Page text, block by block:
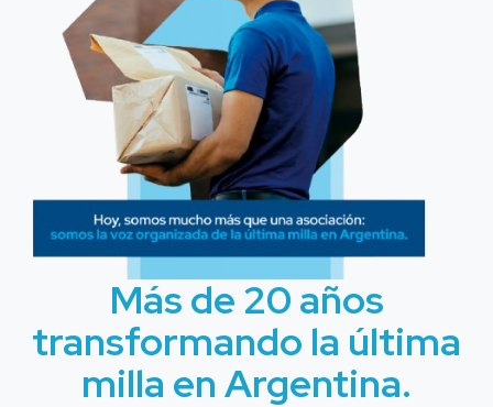
Más de 20 años
transformando la última
milla en Argentina.